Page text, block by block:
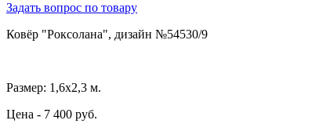
Задать вопрос по товару
Ковёр "Роксолана", дизайн №54530/9
Размер: 1,6х2,3 м.
Цена - 7 400 руб.